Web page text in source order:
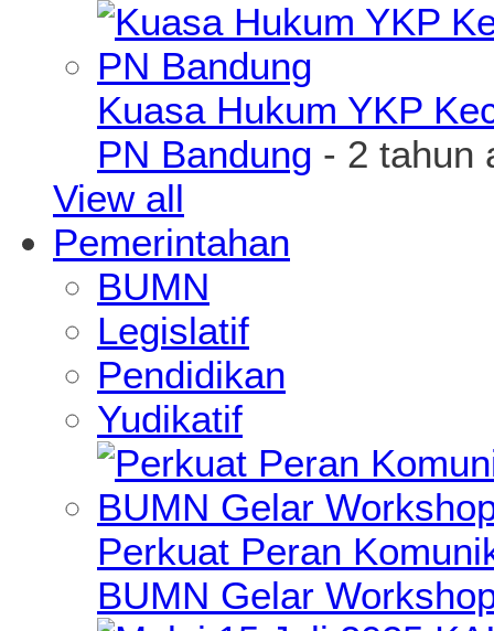
Kuasa Hukum YKP
PN Bandung - 2 tahun
View all
Pemerintahan
BUMN
Legislatif
Pendidikan
Yudikatif
Perkuat Peran
BUMN Gelar